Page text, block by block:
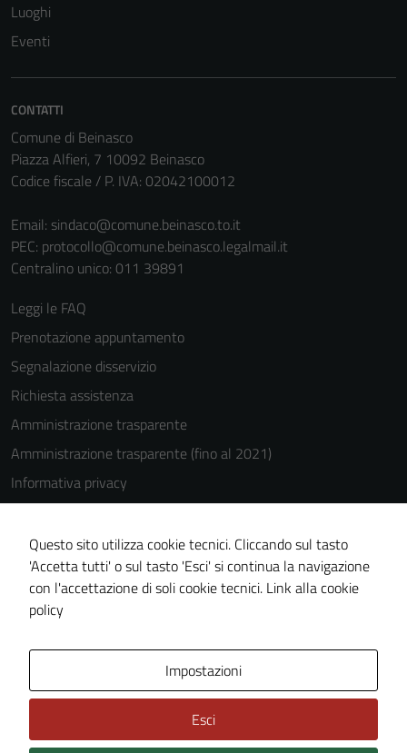
Luoghi
Eventi
CONTATTI
Comune di Beinasco
Piazza Alfieri, 7 10092 Beinasco
Codice fiscale / P. IVA: 02042100012
Email: sindaco@comune.beinasco.to.it
PEC: protocollo@comune.beinasco.legalmail.it
Centralino unico: 011 39891
Leggi le FAQ
Prenotazione appuntamento
Segnalazione disservizio
Richiesta assistenza
Amministrazione trasparente
Amministrazione trasparente (fino al 2021)
Informativa privacy
Cookie Policy
Note legali
Dichiarazione di accessibilità
Piano di miglioramento del sito
Questo sito utilizza cookie tecnici. Cliccando sul tasto
'Accetta tutti' o sul tasto 'Esci' si continua la navigazione
con l'accettazione di soli cookie tecnici. Link alla cookie
policy
Impostazioni
Esci